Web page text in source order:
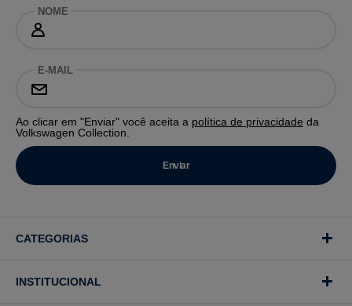
NOME
E-MAIL
Ao clicar em "Enviar" você aceita a política de privacidade da
Volkswagen Collection.
CATEGORIAS
INSTITUCIONAL